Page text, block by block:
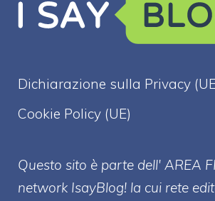
Dichiarazione sulla Privacy
Cookie Policy (UE)
Questo sito è parte dell' AREA
network IsayBlog! la cui rete